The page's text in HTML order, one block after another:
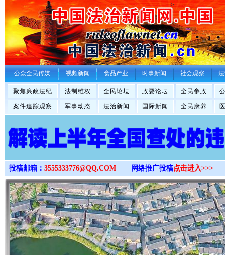
>
公众全民传媒 视频新闻 食品产业 时事新闻 社会观察
聚焦廉政法纪 法制维权 全民论坛 政要论坛 全民参政
案件追踪观察 军事动态 法治新闻 国际新闻 全民康养
投稿邮箱： 3555333776@QQ.COM 网络推广投稿点击进入>>>